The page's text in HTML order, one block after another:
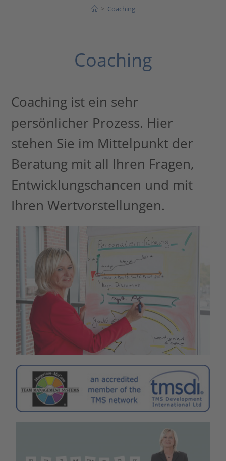
Coaching
> Coaching
Coaching ist ein sehr
persönlicher Prozess. Hier
stehen Sie im Mittelpunkt der
Beratung mit all Ihren Fragen,
Entwicklungschancen und mit
Ihren Wertvorstellungen.